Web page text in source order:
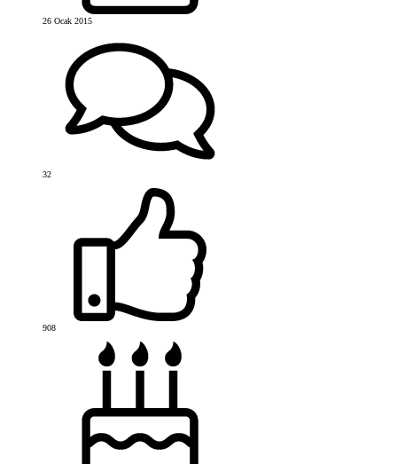
26 Ocak 2015
32
908